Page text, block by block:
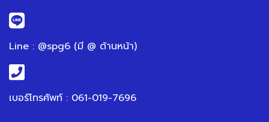
Line : @spg6 (มี @ ด้านหน้า)
เบอร์โทรศัพท์ : 061-019-7696